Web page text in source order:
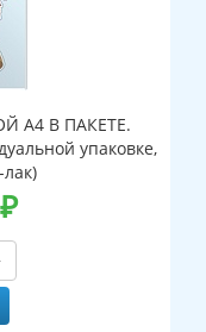
А4 В ПАКЕТЕ.
упаковке,
₽